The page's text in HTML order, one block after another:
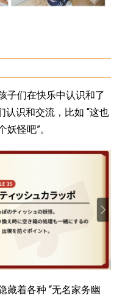
子们在快乐中认识和了
认识和交流，比如 “这也
怪吧”。
藏着各种 “无名家务幽